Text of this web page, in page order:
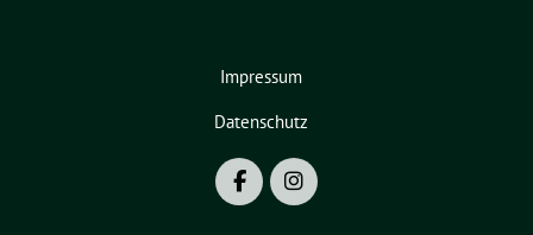
Impressum
Datenschutz